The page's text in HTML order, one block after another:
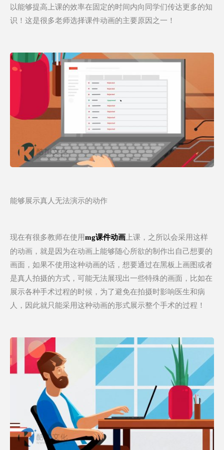
以能够提高上课的效率在固定的时间内向同学们传达更多的知
识！这是很多老师选择课件动画的主要原因之一！
能够展示真人无法演示的动作
现在有很多教师在使用mg课件动画上课，之所以会采用这样
的动画，就是因为在动画上能够随心所欲的制作出自己想要的
画面，如果不使用这种动画的话，想要通过在黑板上画图或者
是真人拍摄的方式，可能无法展现出一些特殊的画面，比如在
展示各种手术过程的时候，为了避免在拍摄时影响医生和病
人，因此就只能采用这种动画的形式展示整个手术的过程！